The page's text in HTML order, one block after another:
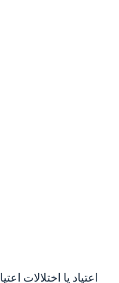
اعتیاد یا اختلالات